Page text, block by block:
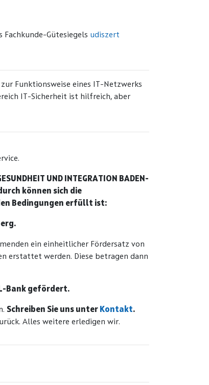
Fachkunde-Gütesiegels udiszert
Funktionsweise eines IT-Netzwerks
IT-Sicherheit ist hilfreich, aber
UND INTEGRATION BADEN-
können sich die
Bedingungen erfüllt ist:
ein einheitlicher Fördersatz von
erstattet werden. Diese betragen dann
Bank gefördert.
Schreiben Sie uns unter Kontakt.
Alles weitere erledigen wir.